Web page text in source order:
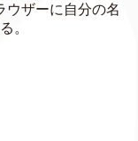
ウザーに自分の名
。